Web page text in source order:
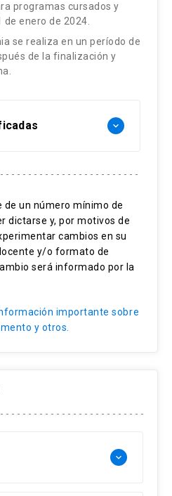
programas cursados y
enero de 2024.
se realiza en un período de
de la finalización y
keyboard_arrow_down
Lectora
internacionales
de evaluación
Lectora
un número mínimo de
dictarse y, por motivos de
cambios en su
y/o formato de
será informado por la
importante sobre
y otros.
keyboard_arrow_down